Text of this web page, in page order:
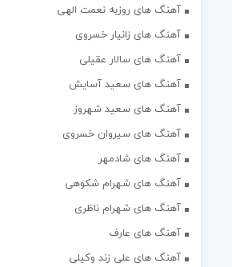
آهنگ های روزبه نعمت الهی
آهنگ های زانیار خسروی
آهنگ های سالار عقیلی
آهنگ های سعید آسایش
آهنگ های سعید شهروز
آهنگ های سیروان خسروی
آهنگ های شادمهر
آهنگ های شهرام شکوهی
آهنگ های شهرام ناظری
آهنگ های عارف
آهنگ های علی زند وکیلی